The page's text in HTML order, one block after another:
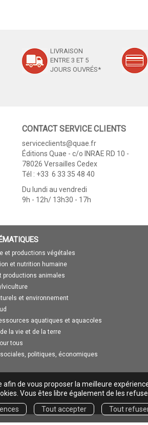
de vous proposer la meilleure
Vous êtes libre également de les
Tout accepter Tout
LIVRAISON
ENTRE 3 ET 5
JOURS OUVRÉS*
CONTACT SERVICE CLIENTS
serviceclients@quae.fr
Éditions Quae - c/o INRAE RD 10 -
78026 Versailles Cedex
Tél : +33 6 33 35 48 40
Du lundi au vendredi
9h - 12h/ 13h30 - 17h
et productions végétales
et nutrition humaine
productions animales
et environnement
aquatiques et aquacoles
la vie et de la terre
tous
politiques, économiques